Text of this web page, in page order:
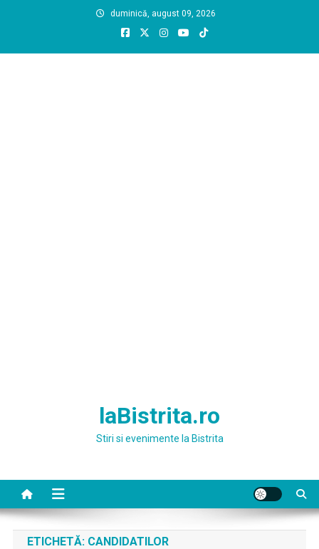
duminică, august 09, 2026
laBistrita.ro
Stiri si evenimente la Bistrita
ETICHETĂ: CANDIDATILOR